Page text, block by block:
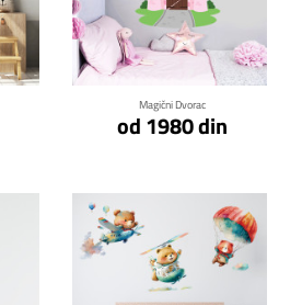
Magični Dvorac
od 1980 din
Klikni za detalje